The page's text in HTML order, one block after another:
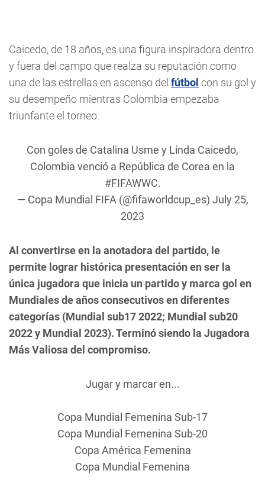
Caicedo, de 18 años, es una figura inspiradora dentro
y fuera del campo que realza su reputación como
una de las estrellas en ascenso del fútbol con su gol y
su desempeño mientras Colombia empezaba
triunfante el torneo.
Con goles de Catalina Usme y Linda Caicedo,
Colombia venció a República de Corea en la
#FIFAWWC.
— Copa Mundial FIFA (@fifaworldcup_es) July 25,
2023
Al convertirse en la anotadora del partido, le
permite lograr histórica presentación en ser la
única jugadora que inicia un partido y marca gol en
Mundiales de años consecutivos en diferentes
categorías (Mundial sub17 2022; Mundial sub20
2022 y Mundial 2023). Terminó siendo la Jugadora
Más Valiosa del compromiso.
Jugar y marcar en...
Copa Mundial Femenina Sub-17
Copa Mundial Femenina Sub-20
Copa América Femenina
Copa Mundial Femenina